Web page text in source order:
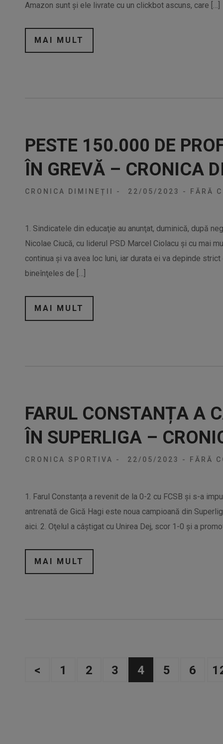
Amazon sunt și ele livrate cu un clickbot ascuns, care […]
MAI MULT
PESTE 150.000 DE
ÎN GREVĂ – CRONICA
CRONICA DIMINEȚII - 22/05/2023 - FĂRĂ
1. Sindicatele din educaţie au anunţat, duminică, după
Nicolae Ciucă, cu liderul PSD Marcel Ciolacu şi cu mai
continua şi va avea loc luni, iar durata ei va depinde
bineînţeles de […]
MAI MULT
FARUL CONSTANȚA A
ÎN SUPERLIGA –
CRONICA SPORTIVA - 22/05/2023 - FĂRĂ
1. Farul Constanța a revenit de la 0-2 cu FCSB și s-a
antrenată de Gică Hagi este noua campioană din
aici. 2. Oţelul a câștigat cu Unirea Dej, scor 1-0 şi a
MAI MULT
< 1 2 3 4 5 6